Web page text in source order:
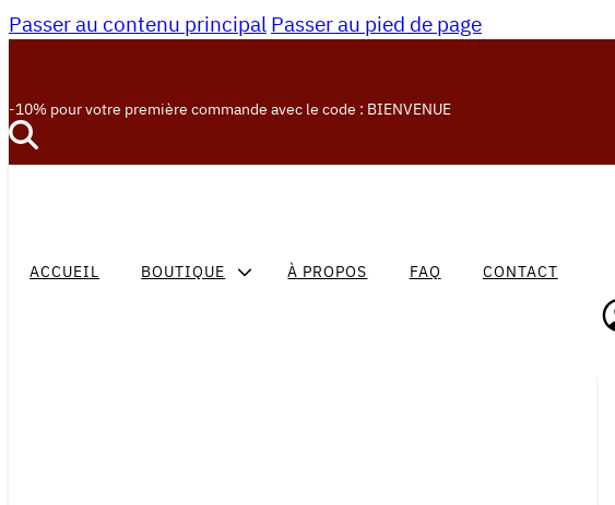
Passer au contenu principal Passer au pied de page
-10% pour votre première commande avec le code : BIENVENUE
ACCUEIL BOUTIQUE À PROPOS FAQ CONTACT